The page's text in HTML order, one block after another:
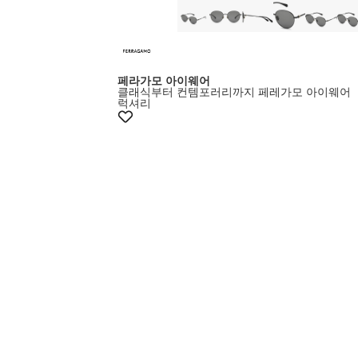
페라가모 아이웨어
클래식부터 컨템포러리까지 페레가모 아이웨어
럭셔리